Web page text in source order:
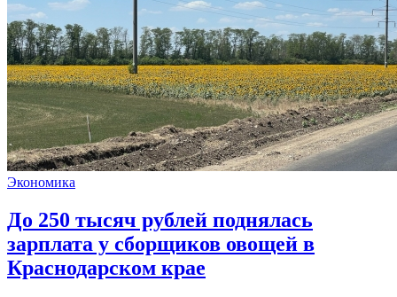
Экономика
До 250 тысяч рублей поднялась
зарплата у сборщиков овощей в
Краснодарском крае